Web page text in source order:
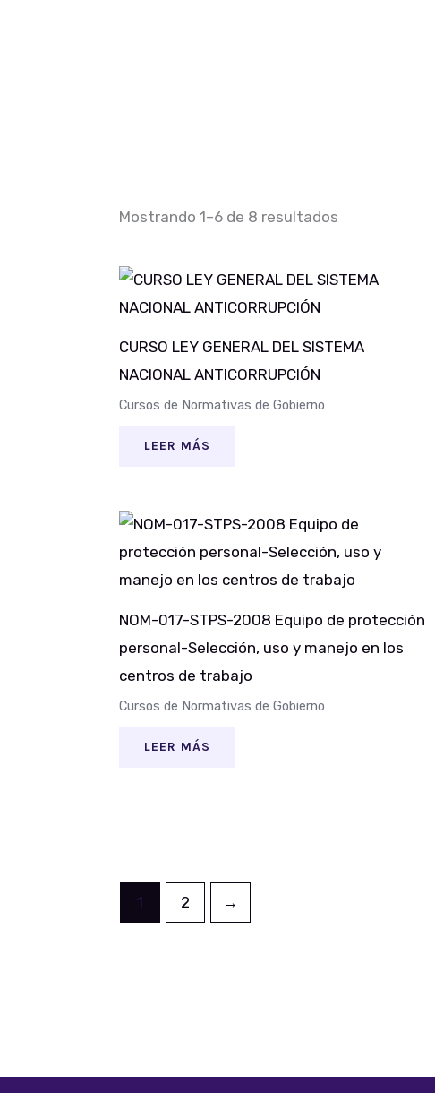
Mostrando 1–6 de 8 resultados
CURSO LEY GENERAL DEL SISTEMA
NACIONAL ANTICORRUPCIÓN
Cursos de Normativas de Gobierno
LEER MÁS
NOM-017-STPS-2008 Equipo de protección
personal-Selección, uso y manejo en los
centros de trabajo
Cursos de Normativas de Gobierno
LEER MÁS
1 2 →